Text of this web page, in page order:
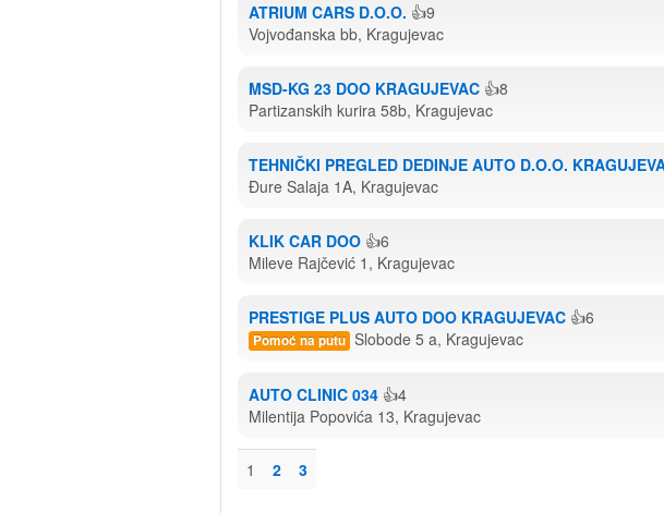
ATRIUM CARS D.O.O. 👍9
Vojvođanska bb, Kragujevac
MSD-KG 23 DOO KRAGUJEVAC 👍8
Partizanskih kurira 58b, Kragujevac
TEHNIČKI PREGLED DEDINJE AUTO D.O.O.
Đure Salaja 1A, Kragujevac
KLIK CAR DOO 👍6
Mileve Rajčević 1, Kragujevac
PRESTIGE PLUS AUTO DOO KRAGUJEVAC 👍6
Pomoć na putu Slobode 5 a, Kragujevac
AUTO CLINIC 034 👍4
Milentija Popovića 13, Kragujevac
1 2 3